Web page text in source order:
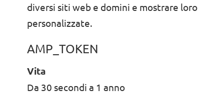
diversi siti web e domini e mostrare loro
personalizzate.
AMP_TOKEN
Vita
Da 30 secondi a 1 anno